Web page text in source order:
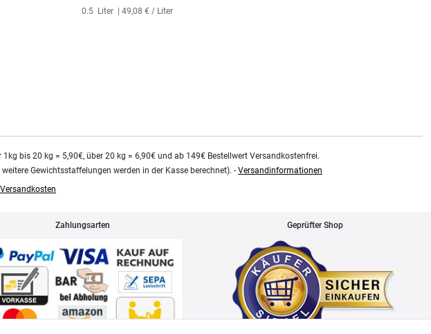
0.5 Liter | 49,08 € / Liter
bis 20 kg = 5,90€, über 20 kg = 6,90€ und ab 149€ Bestellwert Versandkostenfrei.
Gewichtsstaffelungen werden in der Kasse berechnet). - Versandinformationen
Zahlungsarten Geprüfter Shop